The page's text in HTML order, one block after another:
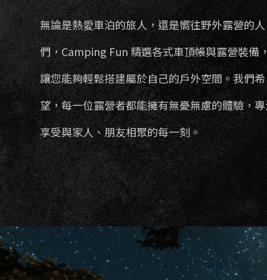
無論是熱愛車泊的旅人，還是嚮往野外露營的人
們，Camping Fun 精選各式車頂帳與露營裝備
讓您能夠輕鬆搭建屬於自己的戶外空間。我們希
望，每一位露營者都能擁有無憂無慮的體驗，
享受與家人、朋友相聚的每一刻。